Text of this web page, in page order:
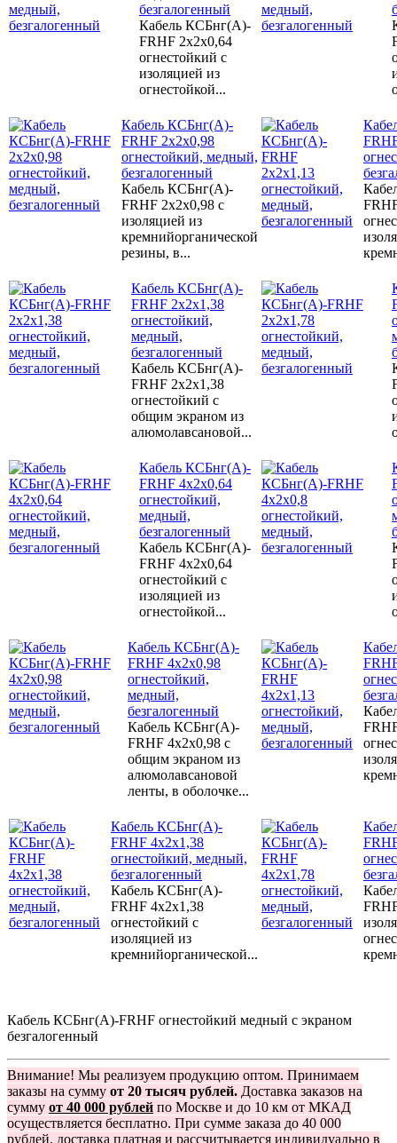
безгалогенный
Кабель КСБнг(А)-
FRHF 2х2х0,64
огнестойкий с
изоляцией из
огнестойкой...
Кабель КСБнг(А)-
FRHF 2х2х0,98
огнестойкий, медный,
безгалогенный
Кабель КСБнг(А)-
FRHF 2х2х0,98 с
изоляцией из
кремнийорганической
резины, в...
Кабель КСБнг(А)-
FRHF 2х2х1,38
огнестойкий,
медный,
безгалогенный
Кабель КСБнг(А)-
FRHF 2х2х1,38
огнестойкий с
общим экраном из
алюмолавсановой...
Кабель КСБнг(А)-
FRHF 4х2х0,64
огнестойкий,
медный,
безгалогенный
Кабель КСБнг(А)-
FRHF 4х2х0,64
огнестойкий с
изоляцией из
огнестойкой...
Кабель КСБнг(А)-
FRHF 4х2х0,98
огнестойкий,
медный,
безгалогенный
Кабель КСБнг(А)-
FRHF 4х2х0,98 с
общим экраном из
алюмолавсановой
ленты, в оболочке...
Кабель КСБнг(А)-
FRHF 4х2х1,38
огнестойкий, медный,
безгалогенный
Кабель КСБнг(А)-
FRHF 4х2х1,38
огнестойкий с
изоляцией из
кремнийорганической...
Кабель КСБнг(А)-FRHF огнестойкий медный с экраном
безгалогенный
Внимание! Мы реализуем продукцию оптом. Принимаем
заказы на сумму от 20 тысяч рублей. Доставка заказов на
сумму от 40 000 рублей по Москве и до 10 км от МКАД
осуществляется бесплатно. При сумме заказа до 40 000
рублей, доставка платная и рассчитывается индивидуально в